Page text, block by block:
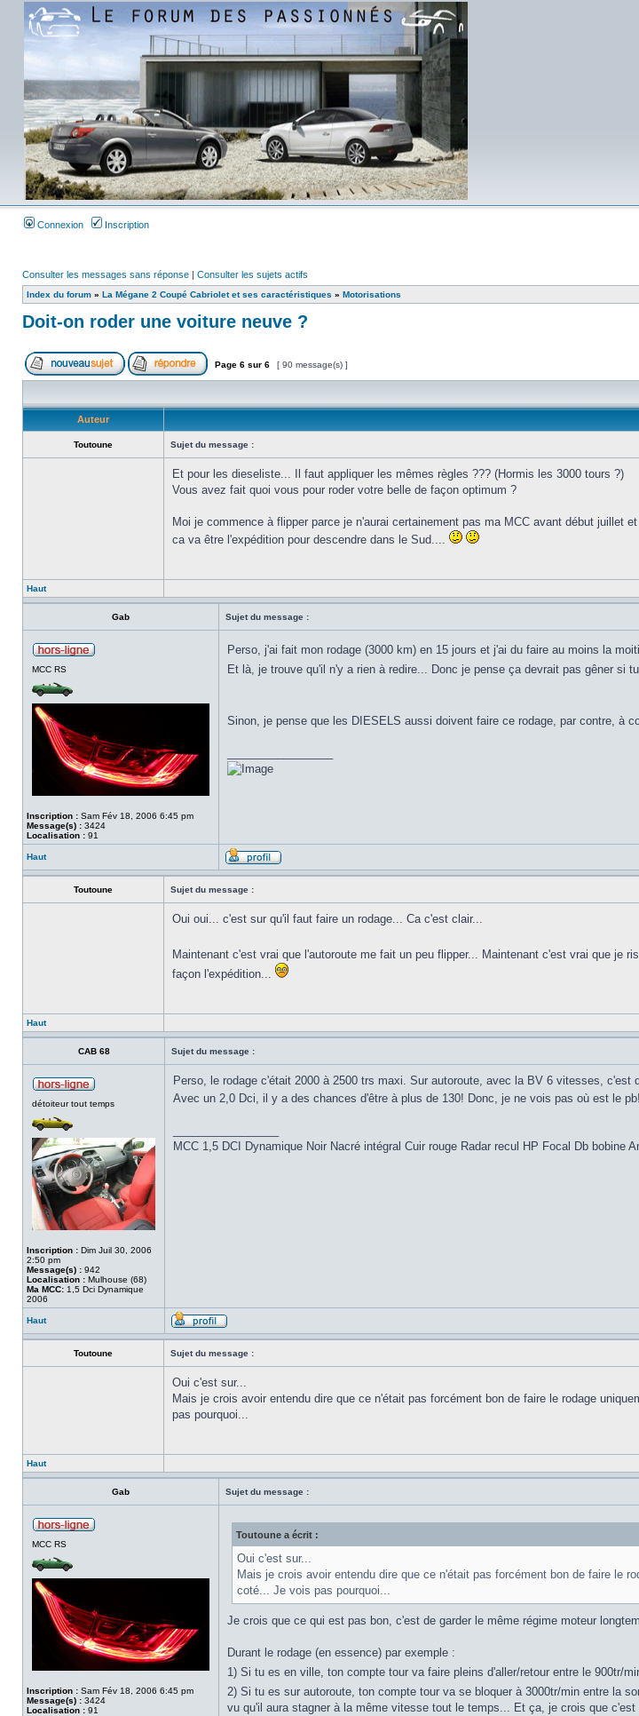
Connexion Inscription
Consulter les messages sans réponse | Consulter les sujets actifs
Index du forum » La Mégane 2 Coupé Cabriolet et ses caractéristiques » Motorisations
Doit-on roder une voiture neuve ?
Page 6 sur 6 [ 90 message(s) ]
Auteur
Toutoune Sujet du message :
Et pour les dieseliste... Il faut appliquer les mêmes règles ??? (Hormis les 3000 tours ?)
Vous avez fait quoi vous pour roder votre belle de façon optimum ?
Moi je commence à flipper parce je n'aurai certainement pas ma MCC avant début juillet
ca va être l'expédition pour descendre dans le Sud....
Haut
Gab Sujet du message :
MCC RS
Inscription : Sam Fév 18, 2006 6:45 pm
Message(s) : 3424
Localisation : 91
Perso, j'ai fait mon rodage (3000 km) en 15 jours et j'ai du faire au moins la
Et là, je trouve qu'il n'y a rien à redire... Donc je pense ça devrait pas gêner si
Sinon, je pense que les DIESELS aussi doivent faire ce rodage, par contre, à
Haut
Toutoune Sujet du message :
Oui oui... c'est sur qu'il faut faire un rodage... Ca c'est clair...
Maintenant c'est vrai que l'autoroute me fait un peu flipper... Maintenant c'est vrai que je
façon l'expédition...
Haut
CAB 68 Sujet du message :
détoiteur tout temps
Inscription : Dim Juil 30, 2006
2:50 pm
Message(s) : 942
Localisation : Mulhouse (68)
Ma MCC: 1,5 Dci Dynamique
2006
Perso, le rodage c'était 2000 à 2500 trs maxi. Sur autoroute, avec la BV 6 vitesses,
Avec un 2,0 Dci, il y a des chances d'être à plus de 130! Donc, je ne vois pas où est le pb!
MCC 1,5 DCI Dynamique Noir Nacré intégral Cuir rouge Radar recul HP Focal Db bobine
Haut
Toutoune Sujet du message :
Oui c'est sur...
Mais je crois avoir entendu dire que ce n'était pas forcément bon de faire le rodage
pas pourquoi...
Haut
Gab Sujet du message :
MCC RS
Inscription : Sam Fév 18, 2006 6:45 pm
Message(s) : 3424
Localisation : 91
Toutoune a écrit :
Oui c'est sur...
Mais je crois avoir entendu dire que ce n'était pas forcément bon de faire le
coté... Je vois pas pourquoi...
Je crois que ce qui est pas bon, c'est de garder le même régime moteur
Durant le rodage (en essence) par exemple :
1) Si tu es en ville, ton compte tour va faire pleins d'aller/retour entre le 900tr/
2) Si tu es sur autoroute, ton compte tour va se bloquer à 3000tr/min entre la
vu qu'il aura stagner à la même vitesse tout le temps... Et ça, je crois que c'est